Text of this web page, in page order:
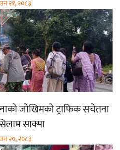
२१, २०८३
जोखिमको ट्राफिक सचेतना
साक्मा
२०, २०८३